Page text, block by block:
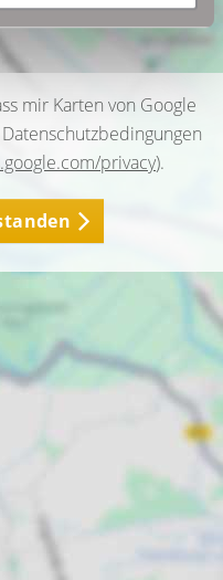
mir Karten von Google
privacy).